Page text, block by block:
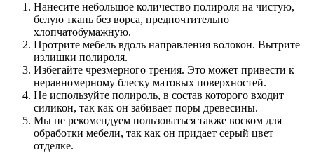
Нанесите небольшое количество полироля на чистую,
белую ткань без ворса, предпочтительно
хлопчатобумажную.
Протрите мебель вдоль направления волокон. Вытрите
излишки полироля.
Избегайте чрезмерного трения. Это может привести к
неравномерному блеску матовых поверхностей.
Не используйте полироль, в состав которого входит
силикон, так как он забивает поры древесины.
Мы не рекомендуем пользоваться также воском для
обработки мебели, так как он придает серый цвет
отделке.